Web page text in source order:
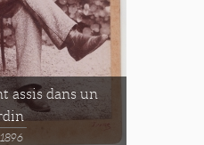
assis dans un